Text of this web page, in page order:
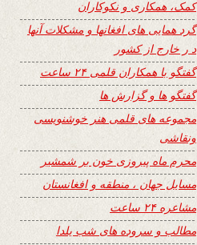
کمک، همکاری و نکوکاران
گرد همایی های افغانها و مشکلات آنها
د ر خارج از کشور
گفتگو با همکاران قلمی ۲۴ ساعت
گفتگو ها و گزارش ها
مجموعه های قلمی هنر خوشنویسی
ونقاشی
محرم ماه پیروزی خون بر شمشیر
مسایل جهان ، منطقه و افغانستان
مشاعره ۲۴ ساعت
مطالب و سروده های شب یلدا